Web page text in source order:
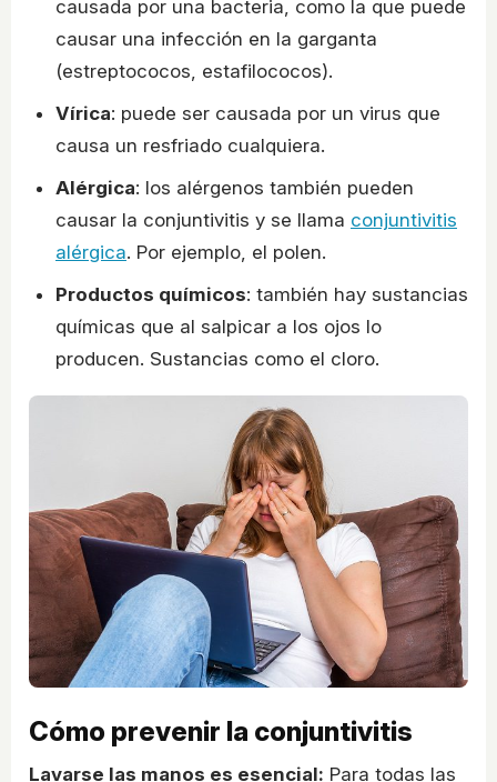
causada por una bacteria, como la que puede
causar una infección en la garganta
(estreptococos, estafilococos).
Vírica: puede ser causada por un virus que
causa un resfriado cualquiera.
Alérgica: los alérgenos también pueden
causar la conjuntivitis y se llama conjuntivitis
alérgica. Por ejemplo, el polen.
Productos químicos: también hay sustancias
químicas que al salpicar a los ojos lo
producen. Sustancias como el cloro.
Cómo prevenir la conjuntivitis
Lavarse las manos es esencial: Para todas las